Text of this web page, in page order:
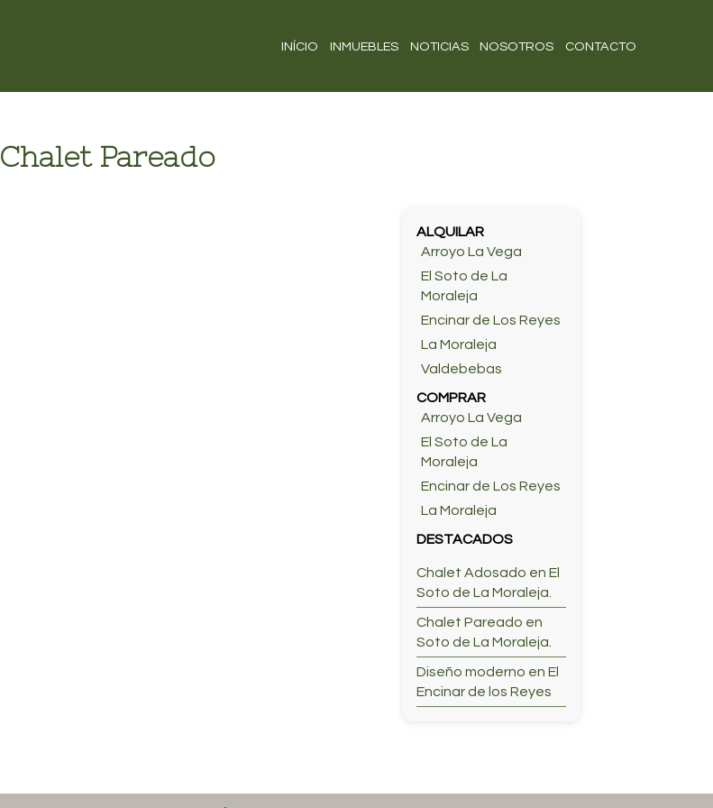
INÍCIO INMUEBLES NOTICIAS NOSOTROS CONTACTO
Chalet Pareado
ALQUILAR
Arroyo La Vega
El Soto de La
Moraleja
Encinar de Los Reyes
La Moraleja
Valdebebas
COMPRAR
Arroyo La Vega
El Soto de La
Moraleja
Encinar de Los Reyes
La Moraleja
DESTACADOS
Chalet Adosado en El
Soto de La Moraleja.
Chalet Pareado en
Soto de La Moraleja.
Diseño moderno en El
Encinar de los Reyes